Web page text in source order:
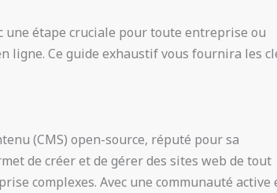
une étape cruciale pour toute entreprise ou
ligne. Ce guide exhaustif vous fournira les
(CMS) open-source, réputé pour sa
de créer et de gérer des sites web de tout
complexes. Avec une communauté active